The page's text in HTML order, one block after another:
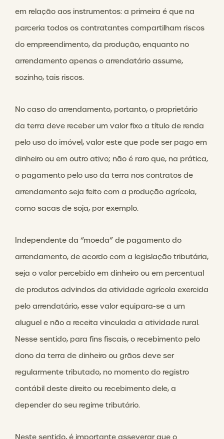
em relação aos instrumentos: a primeira é que na
parceria todos os contratantes compartilham riscos
do empreendimento, da produção, enquanto no
arrendamento apenas o arrendatário assume,
sozinho, tais riscos.
No caso do arrendamento, portanto, o proprietário
da terra deve receber um valor fixo a título de renda
pelo uso do imóvel, valor este que pode ser pago em
dinheiro ou em outro ativo; não é raro que, na prática,
o pagamento pelo uso da terra nos contratos de
arrendamento seja feito com a produção agrícola,
como sacas de soja, por exemplo.
Independente da “moeda” de pagamento do
arrendamento, de acordo com a legislação tributária,
seja o valor percebido em dinheiro ou em percentual
de produtos advindos da atividade agrícola exercida
pelo arrendatário, esse valor equipara-se a um
aluguel e não a receita vinculada a atividade rural.
Nesse sentido, para fins fiscais, o recebimento pelo
dono da terra de dinheiro ou grãos deve ser
regularmente tributado, no momento do registro
contábil deste direito ou recebimento dele, a
depender do seu regime tributário.
Neste sentido, é importante asseverar que o